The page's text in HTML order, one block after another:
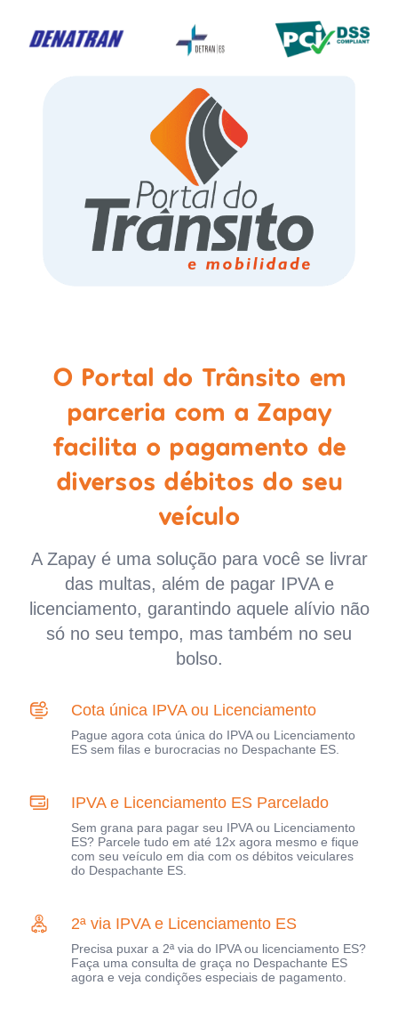
O Portal do Trânsito em
parceria com a Zapay
facilita o pagamento de
diversos débitos do seu
veículo
A Zapay é uma solução para você se livrar
das multas, além de pagar IPVA e
licenciamento, garantindo aquele alívio não
só no seu tempo, mas também no seu
bolso.
Cota única IPVA ou Licenciamento
Pague agora cota única do IPVA ou Licenciamento
ES sem filas e burocracias no Despachante ES.
IPVA e Licenciamento ES Parcelado
Sem grana para pagar seu IPVA ou Licenciamento
ES? Parcele tudo em até 12x agora mesmo e fique
com seu veículo em dia com os débitos veiculares
do Despachante ES.
2ª via IPVA e Licenciamento ES
Precisa puxar a 2ª via do IPVA ou licenciamento ES?
Faça uma consulta de graça no Despachante ES
agora e veja condições especiais de pagamento.